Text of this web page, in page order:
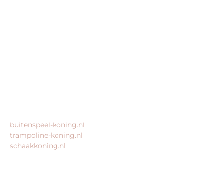
buitenspeel-koning.nl
trampoline-koning.nl
schaakkoning.nl